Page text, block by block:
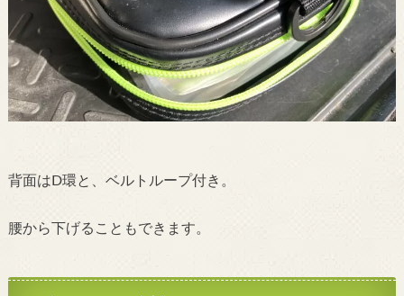
背面はD環と、ベルトループ付き。
腰から下げることもできます。